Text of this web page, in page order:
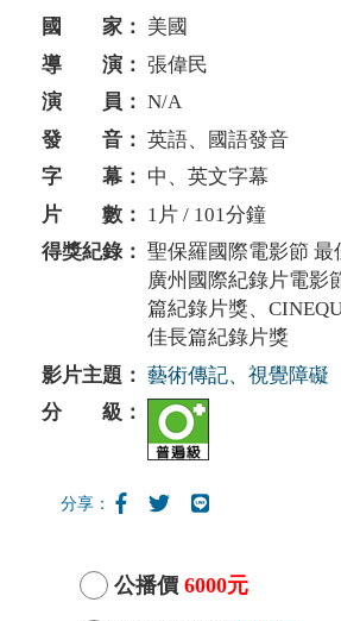
國 家： 美國
導 演： 張偉民
演 員： N/A
發 音： 英語、國語發音
字 幕： 中、英文字幕
片 數： 1片 / 101分鐘
得獎紀錄： 聖保羅國際電影節 最
廣州國際紀錄⽚電影
篇紀錄⽚獎、
佳長篇紀錄⽚獎
影片主題： 藝術傳記、視覺障礙
分 級：
分享：
公播價 6000元